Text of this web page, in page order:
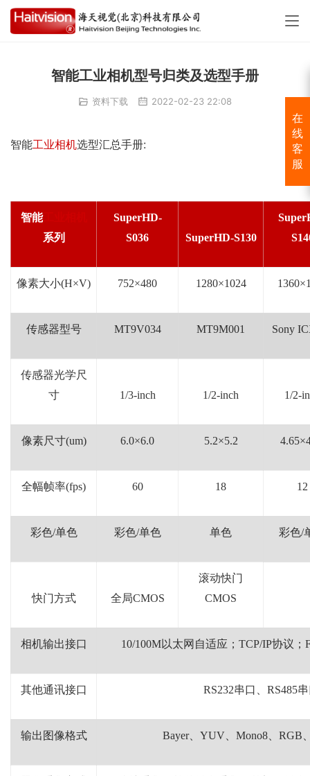
智能工业相机型号归类及选型手册
资料下载 2022-02-23 22:08
智能工业相机选型汇总手册:
智能工业相机
系列
SuperHD-
S036
SuperHD-S130
像素大小(H×V) 752×480 1280×1024 1360×
传感器型号 MT9V034 MT9M001 Sony
传感器光学尺
寸
1/3-inch 1/2-inch 1/2-
像素尺寸(um) 6.0×6.0 5.2×5.2 4.65×
全幅帧率(fps) 60 18 12
彩色/单色 彩色/单色 单色 彩色/
快门方式 全局CMOS
滚动快门
CMOS
相机输出接口 10/100M以太网自适应； TCP/IP协议；
其他通讯接口 RS232串口、 RS485
输出图像格式 Bayer、 YUV、 Mono8、 RGB
在
线
客
服